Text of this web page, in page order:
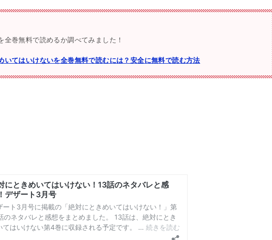
巻無料で読めるか調べてみました！
いてはいけないを全巻無料で読むには？安全に無料で読む方法